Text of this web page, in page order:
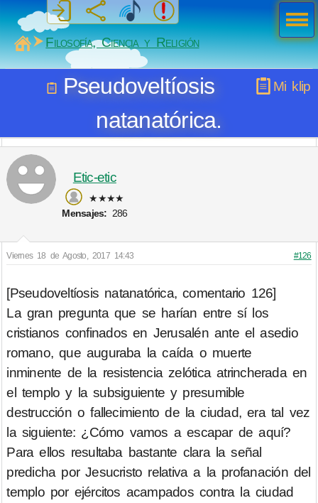
MiSabueso
Filosofía, Ciencia y Religión
Mi klip
Pseudoveltíosis
natanatórica.
Etic-etic
★★★★
Mensajes: 286
Viernes 18 de Agosto, 2017 14:43 #126
[Pseudoveltíosis natanatórica, comentario 126]
La gran pregunta que se harían entre sí los
cristianos confinados en Jerusalén ante el asedio
romano, que auguraba la caída o muerte
inminente de la resistencia zelótica atrincherada en
el templo y la subsiguiente y presumible
destrucción o fallecimiento de la ciudad, era tal vez
la siguiente: ¿Cómo vamos a escapar de aquí?
Para ellos resultaba bastante clara la señal
predicha por Jesucristo relativa a la profanación del
templo por ejércitos acampados contra la ciudad
Men
ú